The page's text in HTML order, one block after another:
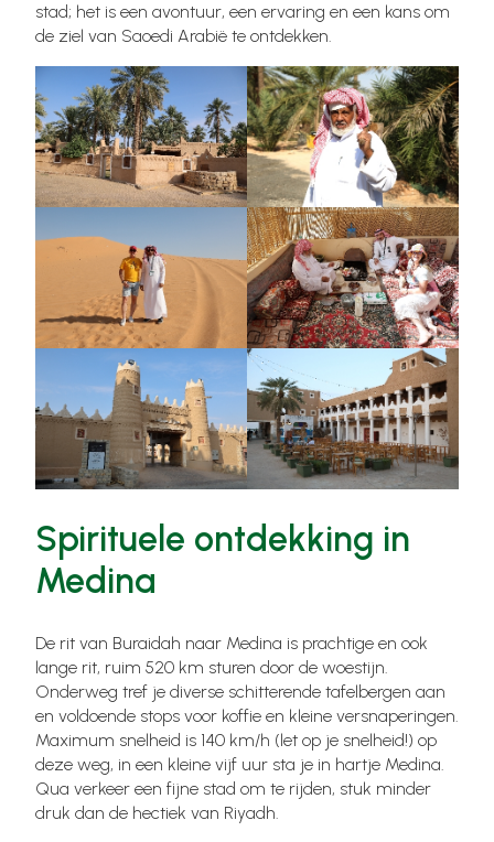
stad; het is een avontuur, een ervaring en een kans om
de ziel van Saoedi Arabië te ontdekken.
Spirituele ontdekking in
Medina
De rit van Buraidah naar Medina is prachtige en ook
lange rit, ruim 520 km sturen door de woestijn.
Onderweg tref je diverse schitterende tafelbergen aan
en voldoende stops voor koffie en kleine versnaperingen.
Maximum snelheid is 140 km/h (let op je snelheid!) op
deze weg, in een kleine vijf uur sta je in hartje Medina.
Qua verkeer een fijne stad om te rijden, stuk minder
druk dan de hectiek van Riyadh.